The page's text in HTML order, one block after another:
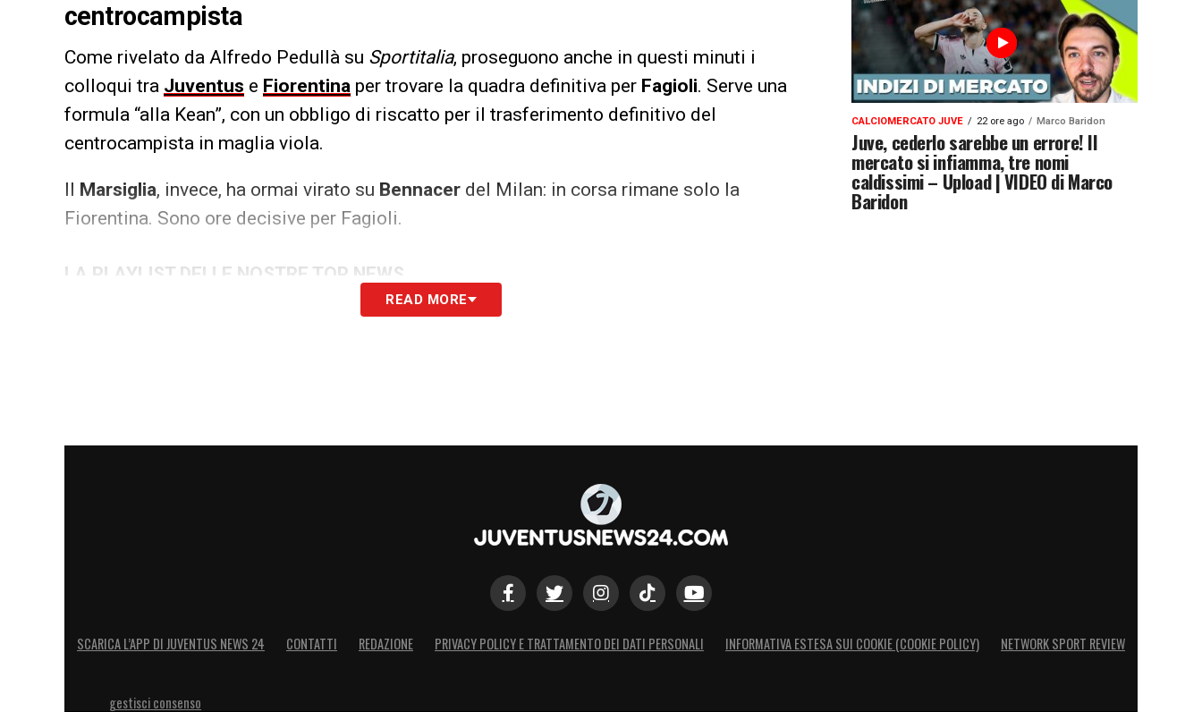
centrocampista
Come rivelato da Alfredo Pedullà su Sportitalia, proseguono anche in questi minuti i
colloqui tra Juventus e Fiorentina per trovare la quadra definitiva per Fagioli. Serve una
formula “alla Kean”, con un obbligo di riscatto per il trasferimento definitivo del
centrocampista in maglia viola.
Il Marsiglia, invece, ha ormai virato su Bennacer del Milan: in corsa rimane solo la
Fiorentina. Sono ore decisive per Fagioli.
LA PLAYLIST DELLE NOSTRE TOP NEWS
READ MORE
CALCIOMERCATO JUVE 22 ore ago Marco Baridon
Juve, cederlo sarebbe un errore! Il
mercato si infiamma, tre nomi
caldissimi – Upload | VIDEO di Marco
Baridon
SCARICA L’APP DI JUVENTUS NEWS 24 CONTATTI REDAZIONE PRIVACY POLICY E TRATTAMENTO DEI DATI PERSONALI INFORMATIVA ESTESA SUI COOKIE (COOKIE POLICY) NETWORK SPORT REVIEW
gestisci consenso